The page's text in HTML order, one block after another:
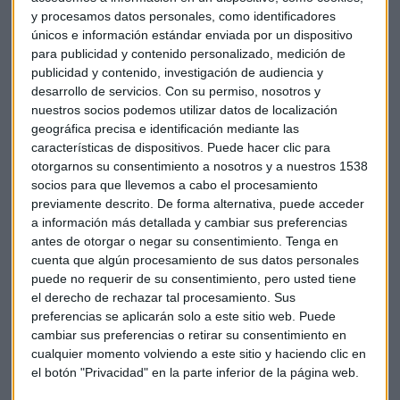
y procesamos datos personales, como identificadores
únicos e información estándar enviada por un dispositivo
para publicidad y contenido personalizado, medición de
publicidad y contenido, investigación de audiencia y
desarrollo de servicios. Con su permiso, nosotros y
nuestros socios podemos utilizar datos de localización
geográfica precisa e identificación mediante las
características de dispositivos. Puede hacer clic para
otorgarnos su consentimiento a nosotros y a nuestros 1538
socios para que llevemos a cabo el procesamiento
previamente descrito. De forma alternativa, puede acceder
a información más detallada y cambiar sus preferencias
antes de otorgar o negar su consentimiento. Tenga en
cuenta que algún procesamiento de sus datos personales
puede no requerir de su consentimiento, pero usted tiene
el derecho de rechazar tal procesamiento. Sus
preferencias se aplicarán solo a este sitio web. Puede
cambiar sus preferencias o retirar su consentimiento en
cualquier momento volviendo a este sitio y haciendo clic en
el botón "Privacidad" en la parte inferior de la página web.
ActualmenteAena tiene presencia en 16 aeropuertos
fuera de España,destacando especialmente el aeropuerto
londinense de Luton, del que controla el 51% del capital,
infraestructura que ha aportado cerca de 59 millones de
euros al resultado de explotación (Ebitda) total anual de
Aena.
Todo ello llevará a la compañía a registrar este año un
incremento previsto del 5,5% en sus cifras de pasajeros,
superando los 250 millones registrados el pasado año, en
línea con la previsión de Aena.
La junta aprobó la distribución de undividendo de 6,5
euros brutos por acción con cargo a las cuentas de
2017, para su pago el próximo 19 de abril. Aena destinará
975 millones a distribución del dividendo propuesto.